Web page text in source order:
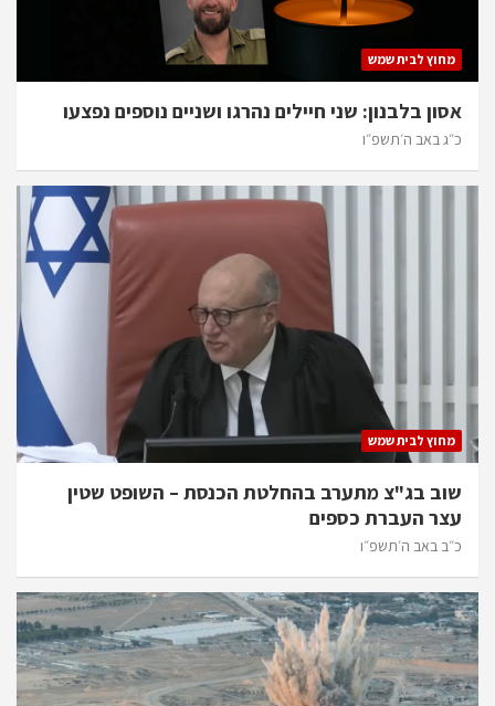
מחוץ לבית שמש
אסון בלבנון: שני חיילים נהרגו ושניים נוספים נפצעו
כ״ג באב ה׳תשפ״ו
מחוץ לבית שמש
שוב בג"צ מתערב בהחלטת הכנסת – השופט שטין
עצר העברת כספים
כ״ב באב ה׳תשפ״ו